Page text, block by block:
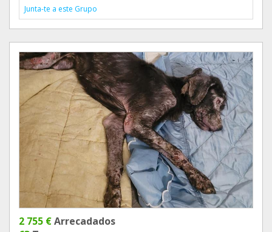
Junta-te a este Grupo
2 755 €Arrecadados